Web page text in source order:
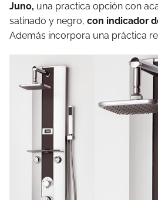
Juno, una practica opción con
satinado y negro, con indicador
Además incorpora una práctica